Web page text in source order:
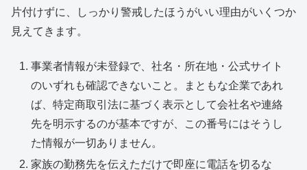
片付けずに、しっかり警戒したほうがいい理由がいくつか
見えてきます。
事業者情報が未登録で、社名・所在地・公式サイト
のいずれも確認できないこと。まともな企業であれ
ば、特定商取引法に基づく表示として会社名や連絡
先を明示するのが基本ですが、この番号にはそうし
た情報が一切ありません。
家族の勤務先を伝えただけで即座に電話を切るな